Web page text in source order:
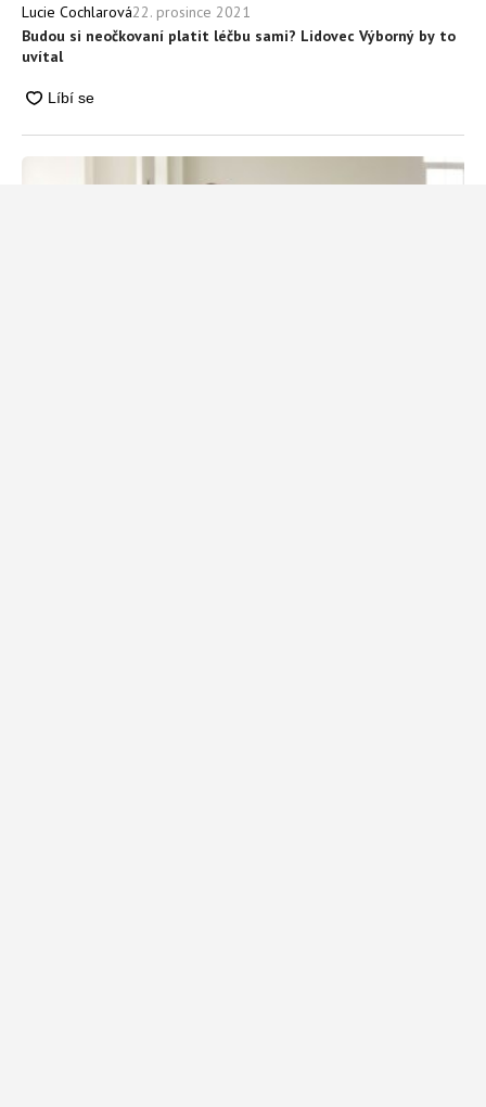
Lucie Cochlarová22. prosince 2021
Budou si neočkovaní platit léčbu sami? Lidovec Výborný by to
uvítal